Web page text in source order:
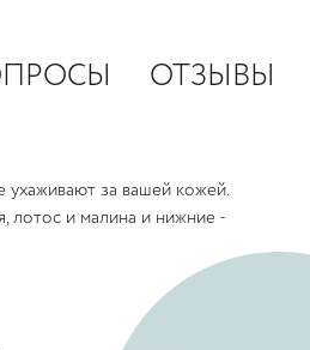
ОТЗЫВЫ
ухаживают за вашей кожей.
лотос и малина и нижние -